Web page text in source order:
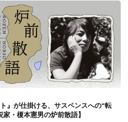
』が仕掛ける、サスペンスへの“転
・榎本憲男の炉前散語】